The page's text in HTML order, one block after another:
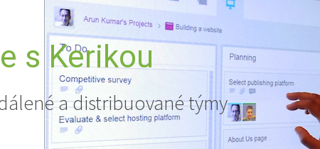
s Kerikou
a distribuované týmy